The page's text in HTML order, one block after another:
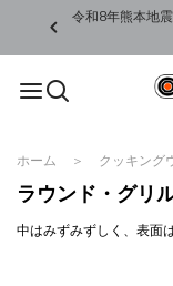
令和8年熊本地
ホーム クッキング
ラウンド・グリ
中はみずみずしく、表面